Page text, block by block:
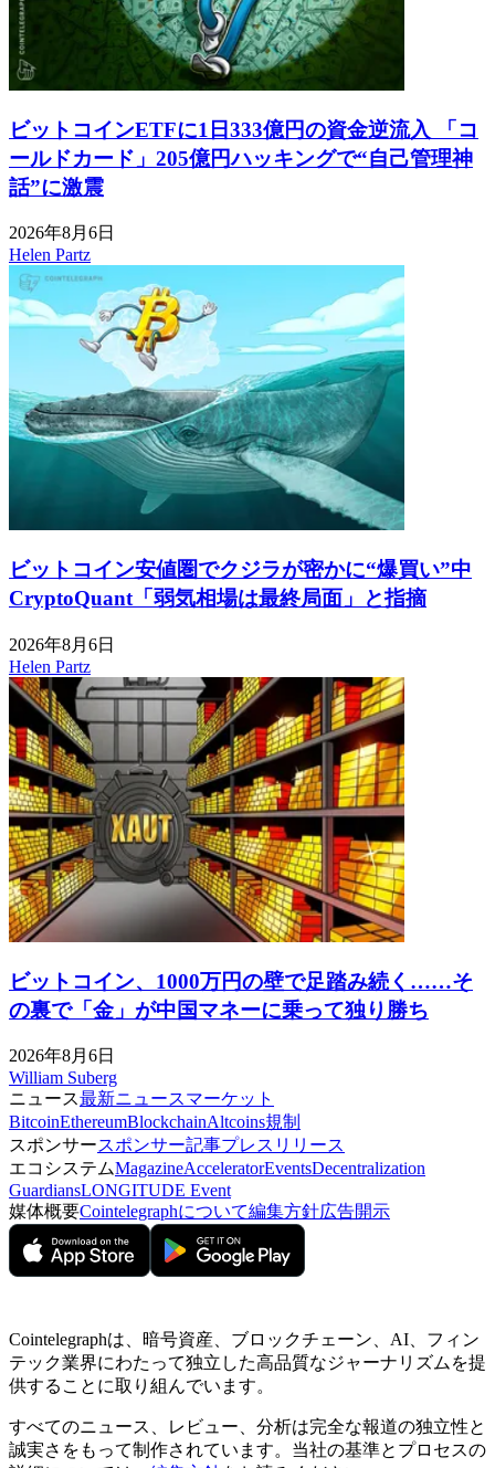
ビットコインETFに1日333億円の資金逆流入 「コ
ールドカード」205億円ハッキングで“自己管理神
話”に激震
2026年8月6日
Helen Partz
ビットコイン安値圏でクジラが密かに“爆買い”中
CryptoQuant「弱気相場は最終局面」と指摘
2026年8月6日
Helen Partz
ビットコイン、1000万円の壁で足踏み続く……そ
の裏で「金」が中国マネーに乗って独り勝ち
2026年8月6日
William Suberg
ニュース最新ニュースマーケット
BitcoinEthereumBlockchainAltcoins規制
スポンサースポンサー記事プレスリリース
エコシステムMagazineAcceleratorEventsDecentralization
GuardiansLONGITUDE Event
媒体概要Cointelegraphについて編集方針広告開示
Cointelegraphは、暗号資産、ブロックチェーン、AI、フィン
テック業界にわたって独立した高品質なジャーナリズムを提
供することに取り組んでいます。
すべてのニュース、レビュー、分析は完全な報道の独立性と
誠実さをもって制作されています。当社の基準とプロセスの